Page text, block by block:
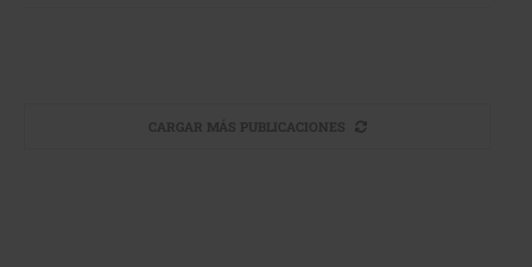
CARGAR MÁS PUBLICACIONES